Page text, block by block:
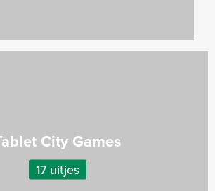
City Games
17 uitjes